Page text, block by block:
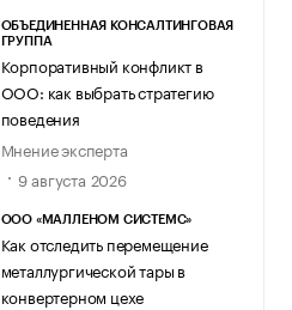
ОБЪЕДИНЕННАЯ КОНСАЛТИНГОВАЯ
ГРУППА
Корпоративный конфликт в
ООО: как выбрать стратегию
поведения
Мнение эксперта
9 августа 2026
ООО «МАЛЛЕНОМ СИСТЕМС»
Как отследить перемещение
металлургической тары в
конвертерном цехе